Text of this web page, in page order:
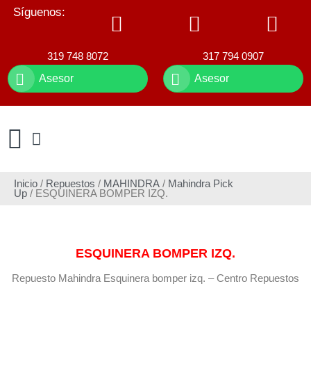
Síguenos:
319 748 8072
Asesor
317 794 0907
Asesor
Inicio / Repuestos / MAHINDRA / Mahindra Pick
Up / ESQUINERA BOMPER IZQ.
ESQUINERA BOMPER IZQ.
Repuesto Mahindra Esquinera bomper izq. – Centro Repuestos